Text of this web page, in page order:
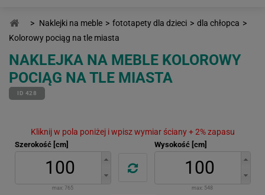
> Naklejki na meble > fototapety dla dzieci > dla chłopca >
Kolorowy pociąg na tle miasta
NAKLEJKA NA MEBLE KOLOROWY
POCIĄG NA TLE MIASTA
ID 428
Kliknij w pola poniżej i wpisz wymiar ściany + 2% zapasu
Szerokość [cm]
max: 765
Wysokość [cm]
max: 548